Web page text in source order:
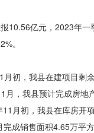
报10.56亿元，2023年
。
月初，我县在建项目剩
，我县预计完成房
月初，我县在库房
成销售面积4.65万平